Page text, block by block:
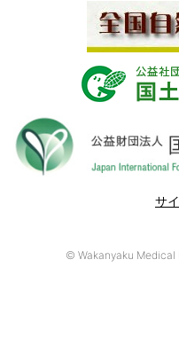
サ
© Wakanyaku Medical